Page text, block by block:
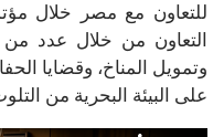
التعاون من خلال عدد
وتمويل المناخ، وقضايا
على البيئة البحرية من